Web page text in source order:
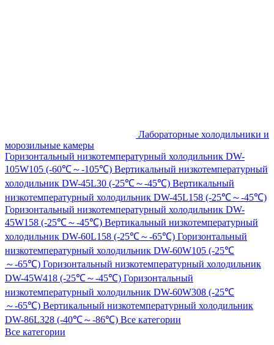
Лабораторные холодильники и
морозильные камеры
Горизонтальный низкотемпературный холодильник DW-
105W105 (-60℃～-105℃) Вертикальный низкотемпературный
холодильник DW-45L30 (-25℃～-45℃) Вертикальный
низкотемпературный холодильник DW-45L158 (-25℃～-45℃)
Горизонтальный низкотемпературный холодильник DW-
45W158 (-25℃～-45℃) Вертикальный низкотемпературный
холодильник DW-60L158 (-25℃～-65℃) Горизонтальный
низкотемпературный холодильник DW-60W105 (-25℃
～-65℃) Горизонтальный низкотемпературный холодильник
DW-45W418 (-25℃～-45℃) Горизонтальный
низкотемпературный холодильник DW-60W308 (-25℃
～-65℃) Вертикальный низкотемпературный холодильник
DW-86L328 (-40℃～-86℃) Все категории
Все категории